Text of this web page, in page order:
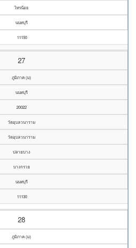
ไทรน้อย
นนทบุรี
11150
27
ภูมิภาค (ม)
นนทบุรี
20022
วัดอุบลวนาราม
วัดอุบลวนาราม
ปลายบาง
บางกรวย
นนทบุรี
11130
28
ภูมิภาค (ม)